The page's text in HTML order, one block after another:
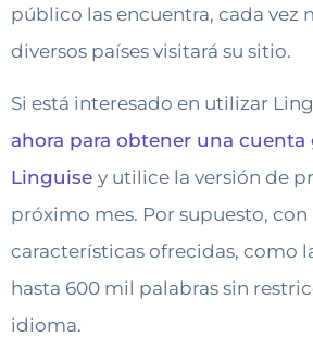
público las encuentra, cada vez
diversos países visitará su sitio.
Si está interesado en utilizar
ahora para obtener una
Linguise y utilice la versión de
próximo mes. Por supuesto, con
características ofrecidas, como
hasta 600 mil palabras sin
idioma.